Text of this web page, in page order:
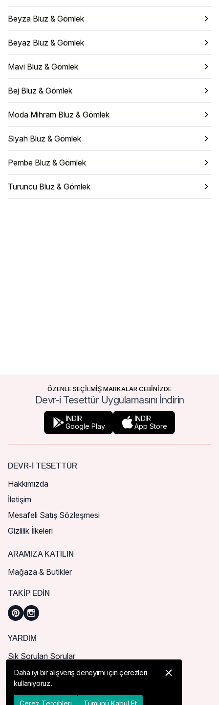
Beyza Bluz & Gömlek
Beyaz Bluz & Gömlek
Mavi Bluz & Gömlek
Bej Bluz & Gömlek
Moda Mihram Bluz & Gömlek
Siyah Bluz & Gömlek
Pembe Bluz & Gömlek
Turuncu Bluz & Gömlek
ÖZENLE SEÇİLMİŞ MARKALAR CEBİNİZDE
Devr-i Tesettür Uygulamasını İndirin
İNDİR
Google Play
İNDİR
App Store
DEVR-I TESETTÜR
Hakkımızda
İletişim
Mesafeli Satış Sözleşmesi
Gizlilik İlkeleri
ARAMIZA KATILIN
Mağaza & Butikler
TAKIP EDIN
YARDIM
Sık Sorulan Sorular
Nasıl Sipariş Verebilirim?
Kargo ve Teslimat
İade, İptal ve Değişim
Daha iyi bir alışveriş deneyimi için çerezleri
kullanıyoruz.
Çerez Tercihleri Tümünü Kabul Et